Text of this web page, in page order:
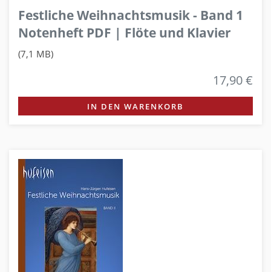
Festliche Weihnachtsmusik - Band 1
Notenheft PDF | Flöte und Klavier
(7,1 MB)
17,90 €
IN DEN WARENKORB